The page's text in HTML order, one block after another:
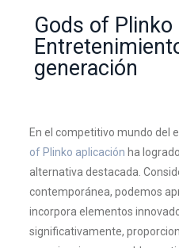
Gods of Plinko
generación
En el competitivo mundo del
of Plinko aplicación ha
alternativa destacada.
contemporánea, podemos
incorpora elementos
significativamente,